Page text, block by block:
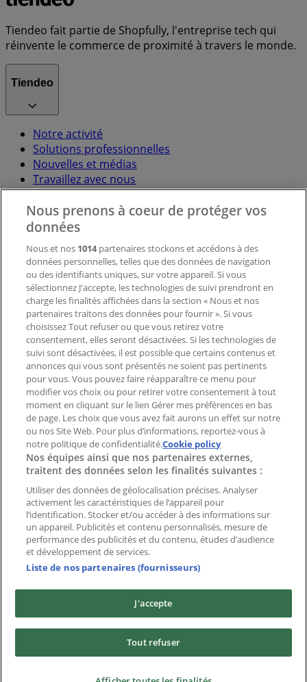
Tiendeo fait partie de Shopfully, l'entreprise tech qui
réinvente le commerce de proximité à travers le monde.
Tiendeo
Notre activité
Solutions professionnelles
Nouvelles et médias
Travaillez avec nous
Contactez-nous
Demande marketing et professionnelle
Magasin mal situé sur la carte
Signaler un prospectus
Vous rencontrez un problème technique sur l’appli
ou le site?
Index
Marques
Marques locales
Enseignes
Commerces à proximité
Produits
Produits locaux
Villes
Télécharger l'appli Tiendeo
Copyright © Tiendeo ® 2026 · Shopfully Marketing S.L.U. –
Conditions généralesPolitique de confidentialité
Nous prenons à coeur de protéger vos
données
Nous et nos 1014partenaires stockons et accédons à des
données personnelles, telles que des données de navigation
ou des identifiants uniques, sur votre appareil. Si vous
sélectionnez J'accepte, les technologies de suivi prendront en
charge les finalités affichées dans la section « Nous et nos
partenaires traitons des données pour fournir ». Si vous
choisissez Tout refuser ou que vous retirez votre
consentement, elles seront désactivées. Si les technologies de
suivi sont désactivées, il est possible que certains contenus et
annonces qui vous sont présentés ne soient pas pertinents
pour vous. Vous pouvez faire réapparaître ce menu pour
modifier vos choix ou pour retirer votre consentement à tout
moment en cliquant sur le lien Gérer mes préférences en bas
de page. Les choix que vous avez fait aurons un effet sur notre
ou nos Site Web. Pour plus d’informations, reportez-vous à
notre politique de confidentialité.Cookie policy
Nos équipes ainsi que nos partenaires externes,
traitent des données selon les finalités suivantes :
Utiliser des données de géolocalisation précises. Analyser
activement les caractéristiques de l’appareil pour
l’identification. Stocker et/ou accéder à des informations sur
un appareil. Publicités et contenu personnalisés, mesure de
performance des publicités et du contenu, études d’audience
et développement de services.
Liste de nos partenaires (fournisseurs)
J'accepte
Tout refuser